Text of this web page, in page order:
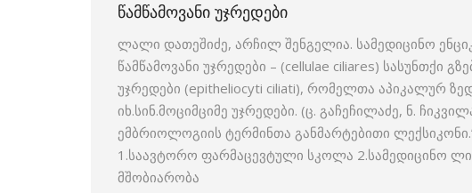
ᲬᲐᲛᲬᲐᲛᲝᲕᲐᲜᲘ ᲣᲯᲠᲔᲓᲔᲑᲘ
ლალი დათეშიძე, არჩილ შენგელია. სამედიცინო
წამწამოვანი უჯრედები – (cellulae ciliares) სასუნთქი
უჯრედები (epitheliocyti ciliati), რომელთა აპიკალურ
იხ.სინ.მოციმციმე უჯრედები. (ც. გაჩეჩილაძე, ნ.
ემბრიოლოგიის ტერმინთა განმარტებითი
1.საავტორო ფარმაცევტული სკოლა 2.სამედიცინო
მშობიარობა